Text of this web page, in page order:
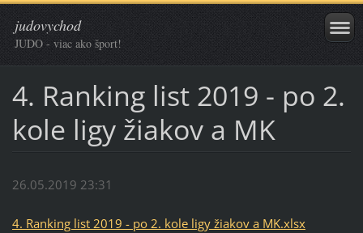
judovychod
JUDO - viac ako šport!
4. Ranking list 2019 - po 2.
kole ligy žiakov a MK
26.05.2019 23:31
4. Ranking list 2019 - po 2. kole ligy žiakov a MK.xlsx